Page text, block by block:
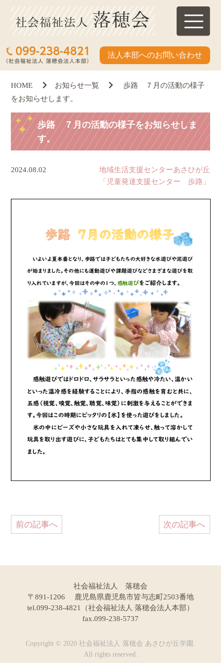
法人本部へのお問い合わせ
HOME お知らせ一覧
歩路 ７月の活動の様子
をお知らせします。
歩路 ７月の活動の様子をお知らせしま
す。
地域生活支援センターあさひが丘
「児童発達支援センター 歩路」
2024.08.02
前の記事へ 次の記事へ
社会福祉法人 落穂会
〒891-1206 鹿児島県鹿児島市皆与志町2503番地
tel.099-238-4821（社会福祉法人 落穂会法人本部）
fax.099-238-5737
Copyright © 2020 社会福祉法人 落穂会 あさひが丘学園.
All rights reserved.